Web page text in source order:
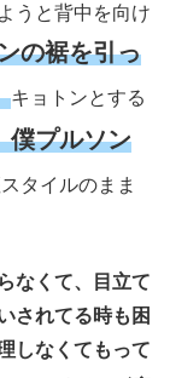
うと背中を向け
の裾を引っ
キョトンとする
僕プルソン
タイルのまま
なくて、目立て
されてる時も困
しなくてもって